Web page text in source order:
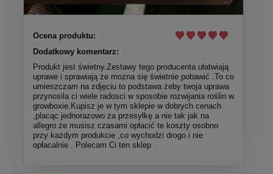
Ocena produktu:
Dodatkowy komentarz:
Produkt jest świetny.Zestawy tego producenta ułatwiają
uprawe i sprawiają że mozna się świetnie pobawić .To co
umieszczam na zdjęciu to podstawa żeby twoja uprawa
przynosila ci wiele radosci w sposobie rozwijania roślin w
growboxie.Kupisz je w tym sklepie w dobrych cenach
,placąc jednorazowo za przesyłkę a nie tak jak na
allegro że musisz czasami opłacić te koszty osobno
przy każdym produkcie ,co wychodzi drogo i nie
opłacalnie . Polecam Ci ten sklep .